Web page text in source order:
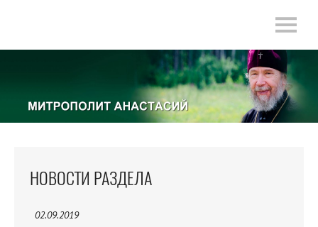
НОВОСТИ РАЗДЕЛА
02.09.2019